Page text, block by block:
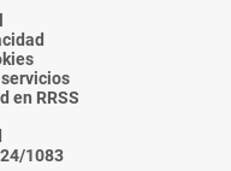
Almería
en RRSS
1083